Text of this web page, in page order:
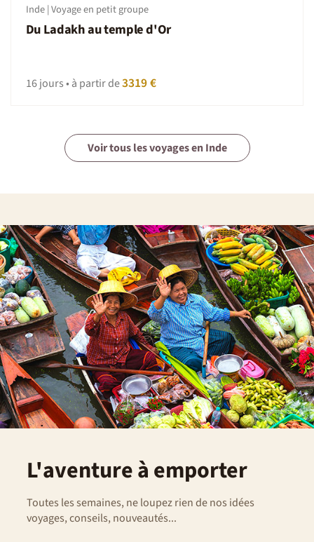
Inde | Voyage en petit groupe
Du Ladakh au temple d'Or
16 jours • à partir de3319 €
Voir tous les voyages en Inde
L'aventure à emporter
Toutes les semaines, ne loupez rien de nos idées
voyages, conseils, nouveautés...